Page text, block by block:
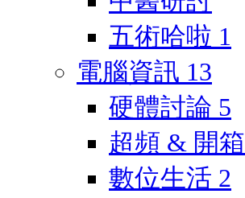
五術哈啦 1
電腦資訊 13
硬體討論 5
超頻 & 開箱
數位生活 2